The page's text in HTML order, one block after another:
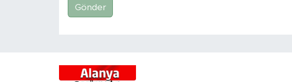
Gönder